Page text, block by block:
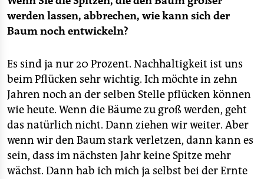
werden lassen, abbrechen, wie kann sich der
Baum noch entwickeln?
Es sind ja nur 20 Prozent. Nachhaltigkeit ist uns
beim Pflücken sehr wichtig. Ich möchte in zehn
Jahren noch an der selben Stelle pflücken können
wie heute. Wenn die Bäume zu groß werden, geht
das natürlich nicht. Dann ziehen wir weiter. Aber
wenn wir den Baum stark verletzen, dann kann es
sein, dass im nächsten Jahr keine Spitze mehr
wächst. Dann hab ich mich ja selbst bei der Ernte